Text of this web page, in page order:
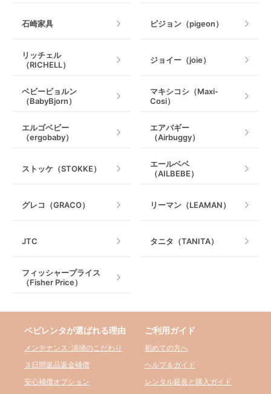
石崎家具 ピジョン（pigeon）
リッチェル
（RICHELL）
ジョイー（joie）
ベビービョルン
（BabyBjorn）
マキシコシ（Maxi-
Cosi）
エルゴベビー
（ergobaby）
エアバギー
（Airbuggy）
ストッケ（STOKKE）
エールベベ
（AILBEBE）
グレコ（GRACO） リーマン（LEAMAN）
JTC タニタ（TANITA）
フィッシャープライス
（Fisher Price）
ベビレンタが選ばれる理由
メンテナンス･清掃のこだわり
３日間返品返金補償
安心補償オプション
ご利用ガイド
初めての方へ
ヘルプ＆ガイド
レンタル延長と購入ガイド